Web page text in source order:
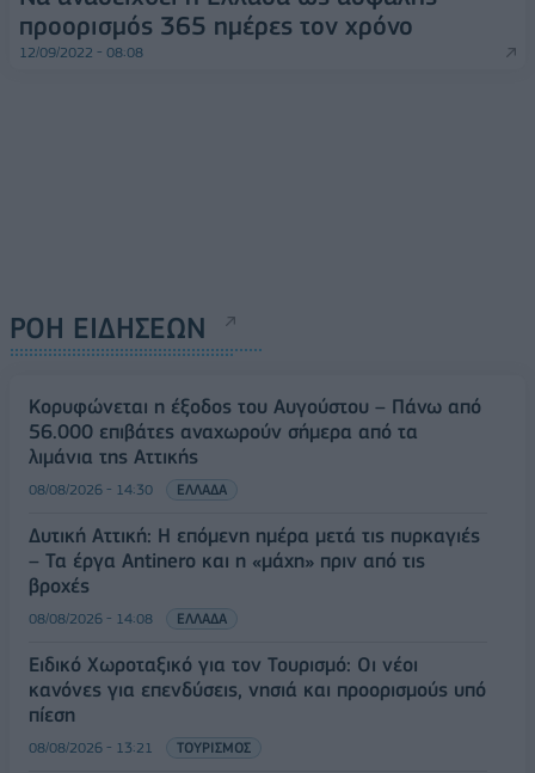
προορισμός 365 ημέρες τον χρόνο
12/09/2022 - 08:08
ΡΟΗ ΕΙΔΗΣΕΩΝ
Κορυφώνεται η έξοδος του Αυγούστου – Πάνω από
56.000 επιβάτες αναχωρούν σήμερα από τα
λιμάνια της Αττικής
08/08/2026 - 14:30 ΕΛΛΑΔΑ
Δυτική Αττική: Η επόμενη ημέρα μετά τις πυρκαγιές
– Τα έργα Antinero και η «μάχη» πριν από τις
βροχές
08/08/2026 - 14:08 ΕΛΛΑΔΑ
Ειδικό Χωροταξικό για τον Τουρισμό: Οι νέοι
κανόνες για επενδύσεις, νησιά και προορισμούς υπό
πίεση
08/08/2026 - 13:21 ΤΟΥΡΙΣΜΟΣ